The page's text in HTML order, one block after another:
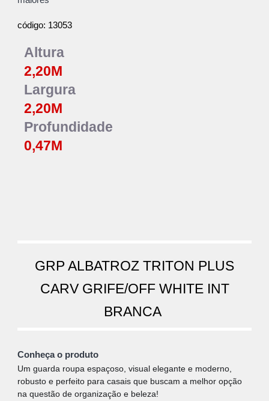
código: 13053
Altura
2,20M
Largura
2,20M
Profundidade
0,47M
GRP ALBATROZ TRITON PLUS
CARV GRIFE/OFF WHITE INT
BRANCA
Conheça o produto
Um guarda roupa espaçoso, visual elegante e moderno,
robusto e perfeito para casais que buscam a melhor opção
na questão de organização e beleza!